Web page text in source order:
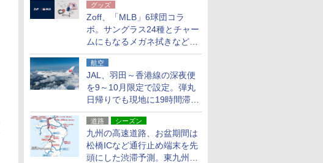
グッズ
Zoff、「MLB」6球団コラ
ボ。サングラス24種とチャー
ムにもなるメガネ拭きなど雑
貨24種
航空
JAL、羽田～香港線の深夜便
を9～10月限定で設定。弾丸
日帰りでも現地に19時間滞在
できる
道路 シーズン
九州の高速道路、お盆期間は
松橋ICなど通行止め端末を先
頭にした渋滞予測。東九州道